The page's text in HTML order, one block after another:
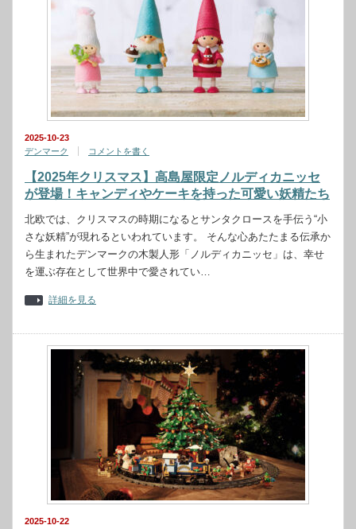
2025-10-23
デンマーク
コメントを書く
【2025年クリスマス】高島屋限定ノルディカニッセ
が登場！キャンディやケーキを持った可愛い妖精たち
北欧では、クリスマスの時期になるとサンタクロースを手伝う“小
さな妖精”が現れるといわれています。 そんな心あたたまる伝承か
ら生まれたデンマークの木製人形「ノルディカニッセ」は、幸せ
を運ぶ存在として世界中で愛されてい…
詳細を見る
2025-10-22